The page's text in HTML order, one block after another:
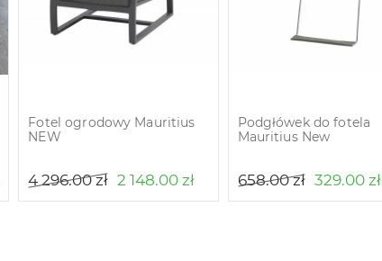
Fotel ogrodowy Mauritius
NEW
4 296.00zł 2 148.00zł
Podgłówek do fotela
Mauritius New
658.00zł 329.00 zł